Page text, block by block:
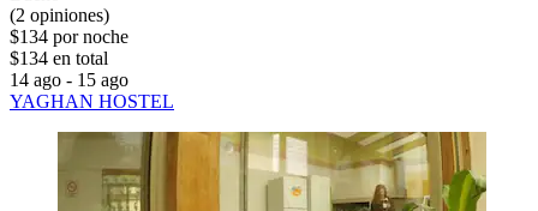
(2 opiniones)
$134 por noche
$134 en total
14 ago - 15 ago
YAGHAN HOSTEL